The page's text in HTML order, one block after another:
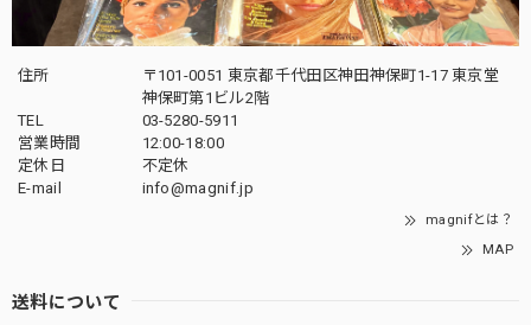
住所
〒101-0051 東京都千代田区神田神保町1-17 東京堂
神保町第1ビル2階
TEL
03-5280-5911
営業時間
12:00-18:00
定休日
不定休
E-mail
info@magnif.jp
magnifとは？
MAP
送料について